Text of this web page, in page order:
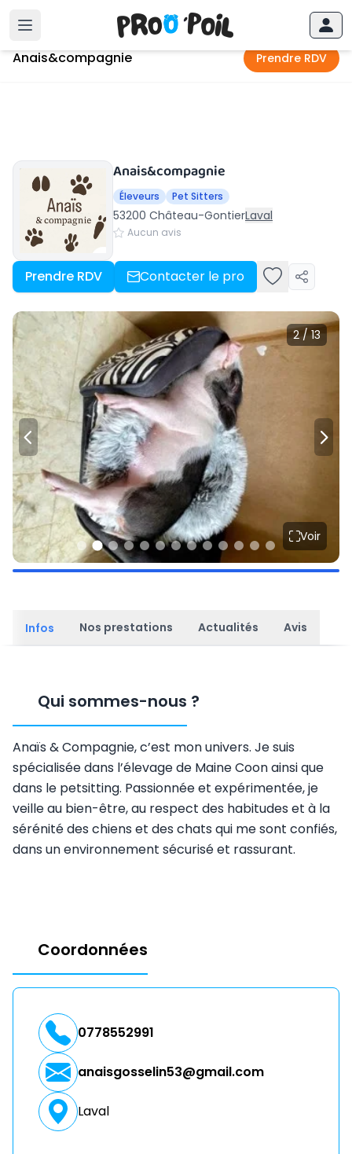
Accueil Château-Gontier›Anais&compagnie
Anais&compagnie Prendre RDV
Anais&compagnie
Éleveurs Pet Sitters
53200 Château-GontierLaval
Aucun avis
Prendre RDV Contacter le pro
2 / 13
Voir
Infos Nos prestations Actualités Avis
Qui sommes-nous ?
Anaïs & Compagnie, c’est mon univers. Je suis
spécialisée dans l’élevage de Maine Coon ainsi que
dans le petsitting. Passionnée et expérimentée, je
veille au bien-être, au respect des habitudes et à la
sérénité des chiens et des chats qui me sont confiés,
dans un environnement sécurisé et rassurant.
Coordonnées
0778552991
anaisgosselin53@gmail.com
Laval